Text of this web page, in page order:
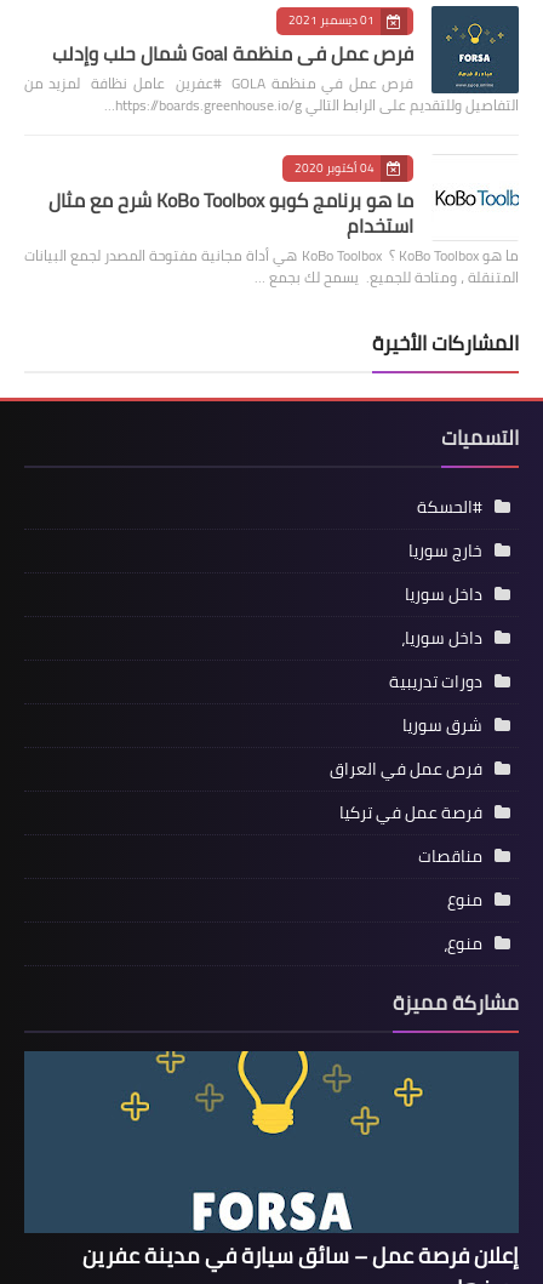
01 ديسمبر 2021
فرص عمل في منظمة Goal شمال حلب وإدلب
فرص عمل في منظمة GOLA #عفرين عامل نظافة لمزيد من
التفاصيل وللتقديم على الرابط التالي https://boards.greenhouse.io/g…
04 أكتوبر 2020
ما هو برنامج كوبو KoBo Toolbox شرح مع مثال
استخدام
ما هو KoBo Toolbox ؟ KoBo Toolbox هي أداة مجانية مفتوحة المصدر لجمع البيانات
المتنقلة ، ومتاحة للجميع. يسمح لك بجمع …
المشاركات الأخيرة
التسميات
#الحسكة
خارج سوريا
داخل سوريا
داخل سوريا،
دورات تدريبية
شرق سوريا
فرص عمل في العراق
فرصة عمل في تركيا
مناقصات
منوع
منوع،
مشاركة مميزة
إعلان فرصة عمل – سائق سيارة في مدينة عفرين